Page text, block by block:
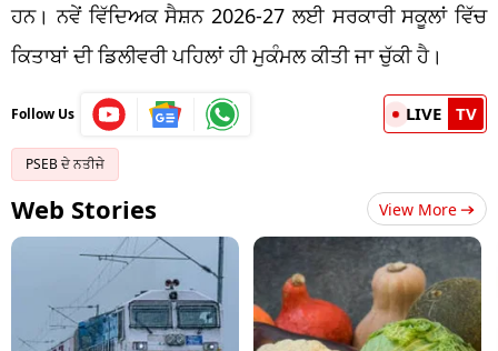
ਹਨ। ਨਵੇਂ ਵਿੱਦਿਅਕ ਸੈਸ਼ਨ 2026-27 ਲਈ ਸਰਕਾਰੀ ਸਕੂਲਾਂ ਵਿੱਚ
ਕਿਤਾਬਾਂ ਦੀ ਡਿਲੀਵਰੀ ਪਹਿਲਾਂ ਹੀ ਮੁਕੰਮਲ ਕੀਤੀ ਜਾ ਚੁੱਕੀ ਹੈ।
Follow Us LIVE TV
PSEB ਦੇ ਨਤੀਜੇ
Web Stories View More